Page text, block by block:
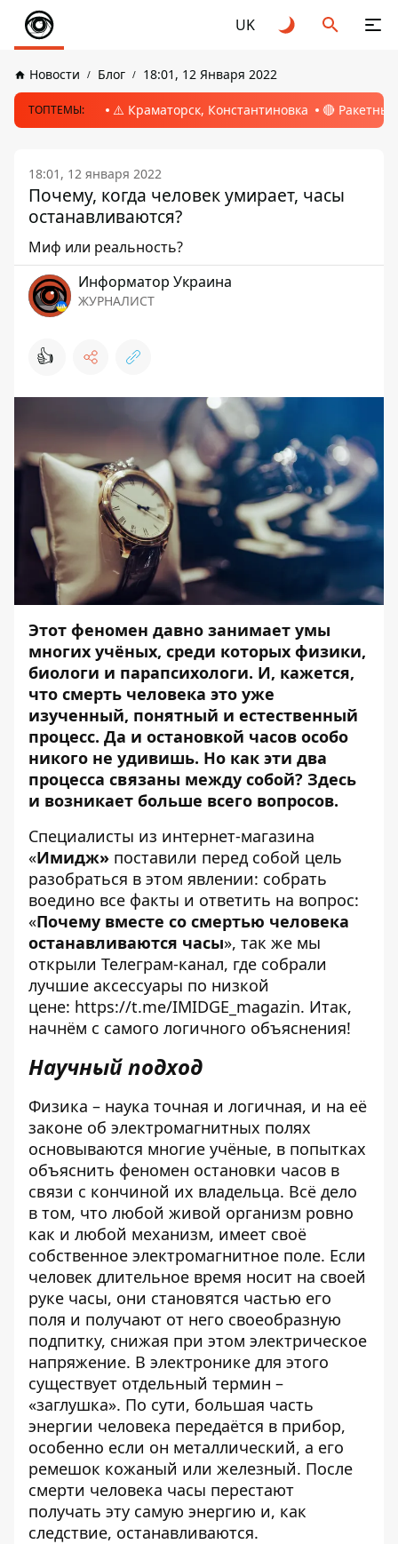
UK
Новости Блог 18:01, 12 Января 2022
ТОПТЕМЫ: ⚠️ Краматорск, Константиновка 🔴
18:01, 12 января 2022
Почему, когда человек умирает, часы
останавливаются?
Миф или реальность?
Информатор Украина
ЖУРНАЛИСТ
👍
Этот феномен давно занимает умы
многих учёных, среди которых физики,
биологи и парапсихологи. И, кажется,
что смерть человека это уже
изученный, понятный и естественный
процесс. Да и остановкой часов особо
никого не удивишь. Но как эти два
процесса связаны между собой? Здесь
и возникает больше всего вопросов.
Специалисты из интернет-магазина
«Имидж» поставили перед собой цель
разобраться в этом явлении: собрать
воедино все факты и ответить на вопрос:
«Почему вместе со смертью человека
останавливаются часы», так же мы
открыли Телеграм-канал, где собрали
лучшие аксессуары по низкой
цене: https://t.me/IMIDGE_magazin. Итак,
начнём с самого логичного объяснения!
Научный подход
Физика – наука точная и логичная, и на её
законе об электромагнитных полях
основываются многие учёные, в попытках
объяснить феномен остановки часов в
связи с кончиной их владельца. Всё дело
в том, что любой живой организм ровно
как и любой механизм, имеет своё
собственное электромагнитное поле. Если
человек длительное время носит на своей
руке часы, они становятся частью его
поля и получают от него своеобразную
подпитку, снижая при этом электрическое
напряжение. В электронике для этого
существует отдельный термин –
«заглушка». По сути, большая часть
энергии человека передаётся в прибор,
особенно если он металлический, а его
ремешок кожаный или железный. После
смерти человека часы перестают
получать эту самую энергию и, как
следствие, останавливаются.